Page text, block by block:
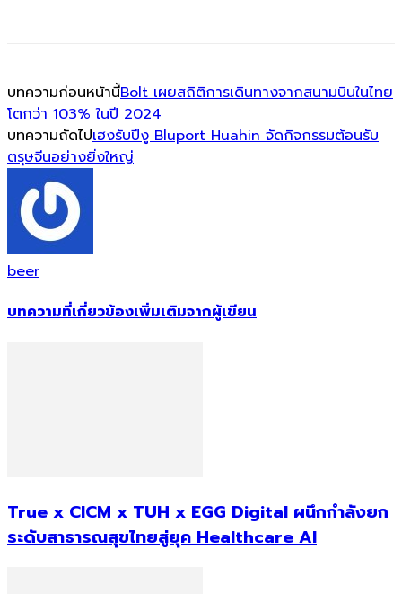
บทความก่อนหน้านี้Bolt เผยสถิติการเดินทางจากสนามบินในไทย
โตกว่า 103% ในปี 2024
บทความถัดไปเฮงรับปีงู Bluport Huahin จัดกิจกรรมต้อนรับ
ตรุษจีนอย่างยิ่งใหญ่
beer
บทความที่เกี่ยวข้องเพิ่มเติมจากผู้เขียน
True x CICM x TUH x EGG Digital ผนึกกำลังยก
ระดับสาธารณสุขไทยสู่ยุค Healthcare AI